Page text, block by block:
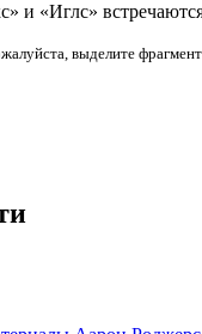
и «Иглс»
выделите